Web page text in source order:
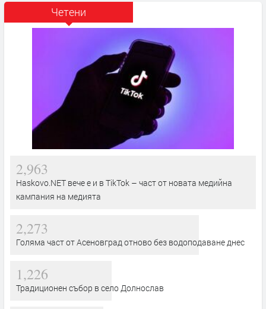
Четени
2,963
Haskovo.NET вече е и в TikTok – част от новата медийна
кампания на медията
2,273
Голяма част от Асеновград отново без водоподаване днес
1,226
Традиционен събор в село Долнослав